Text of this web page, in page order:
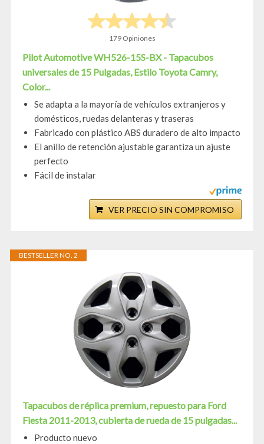
179 Opiniones
Pilot Automotive WH526-15S-BX - Tapacubos
universales de 15 Pulgadas, Estilo Toyota Camry,
Color...
Se adapta a la mayoría de vehículos extranjeros y
domésticos, ruedas delanteras y traseras
Fabricado con plástico ABS duradero de alto impacto
El anillo de retención ajustable garantiza un ajuste
perfecto
Fácil de instalar
VER PRECIO SIN COMPROMISO
BESTSELLER NO. 2
Tapacubos de réplica premium, repuesto para Ford
Fiesta 2011-2013, cubierta de rueda de 15 pulgadas...
Producto nuevo